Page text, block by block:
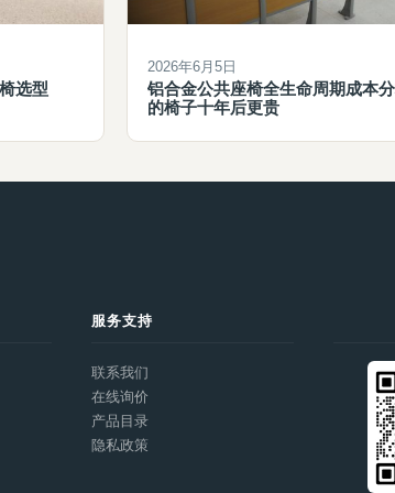
选型
2026年6月5日
铝合金公共座椅全生命周期成本
的椅子十年后更贵
服务支持
联系我们
在线询价
产品目录
隐私政策